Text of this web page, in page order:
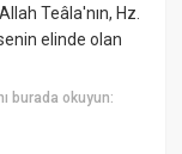
Teâla'nın, Hz.
elinde olan
burada okuyun: